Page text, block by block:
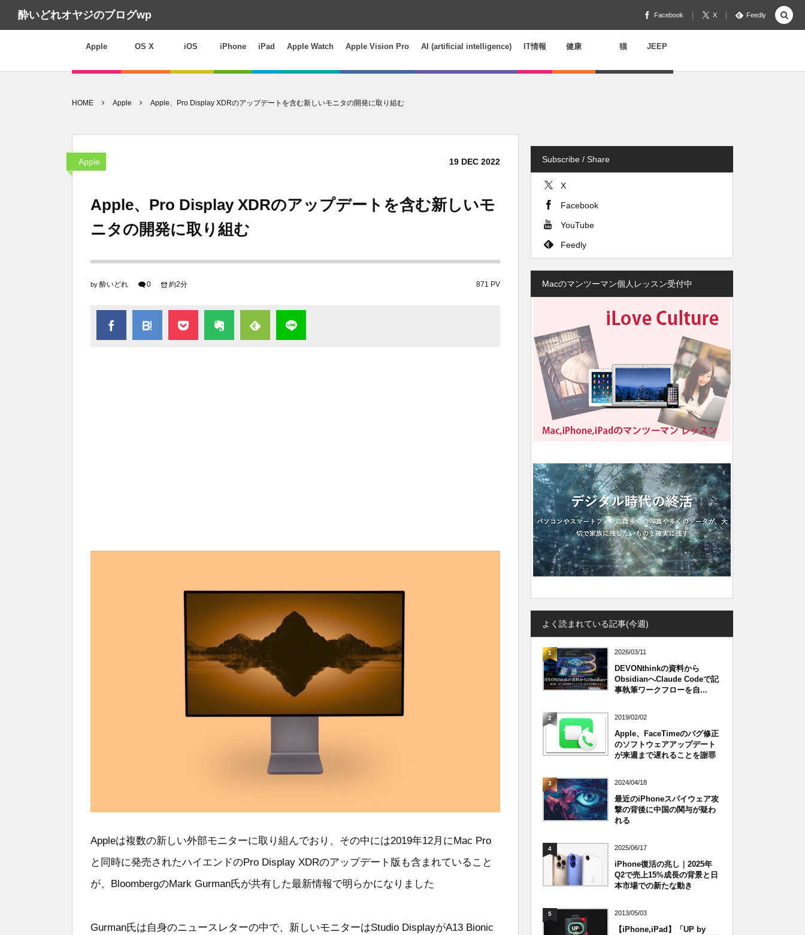
酔いどれオヤジのブログwp Facebook X Feedly
Apple OS X iOS iPhone iPad Apple Watch Apple Vision Pro AI (artificial intelligence) IT情報 健康 猫 JEEP
HOME Apple Apple、Pro Display XDRのアップデートを含む新しいモニタの開発に取り組む
Apple 19 DEC 2022
Apple、Pro Display XDRのアップデートを含む新しいモ
ニタの開発に取り組む
by 酔いどれ 0 871 PV
約2分
Appleは複数の新しい外部モニターに取り組んでおり、その中には2019年12月にMac Pro
と同時に発売されたハイエンドのPro Display XDRのアップデート版も含まれていること
が、BloombergのMark Gurman氏が共有した最新情報で明らかになりました
Gurman氏は自身のニュースレターの中で、新しいモニターはStudio DisplayがA13 Bionic
Subscribe / Share
X
Facebook
YouTube
Feedly
Macのマンツーマン個人レッスン受付中
よく読まれている記事(今週)
1 2026/03/11
DEVONthinkの資料から
ObsidianへClaude Codeで記
事執筆ワークフローを自...
2 2019/02/02
Apple、FaceTimeのバグ修正
のソフトウェアアップデート
が来週まで遅れることを謝罪
3 2024/04/18
最近のiPhoneスパイウェア攻
撃の背後に中国の関与が疑わ
れる
4 2025/06/17
iPhone復活の兆し｜2025年
Q2で売上15%成長の背景と日
本市場での新たな動き
5 2013/05/03
【iPhone,iPad】「UP by